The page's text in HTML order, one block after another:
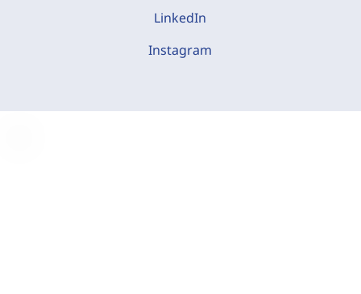
LinkedIn
Instagram